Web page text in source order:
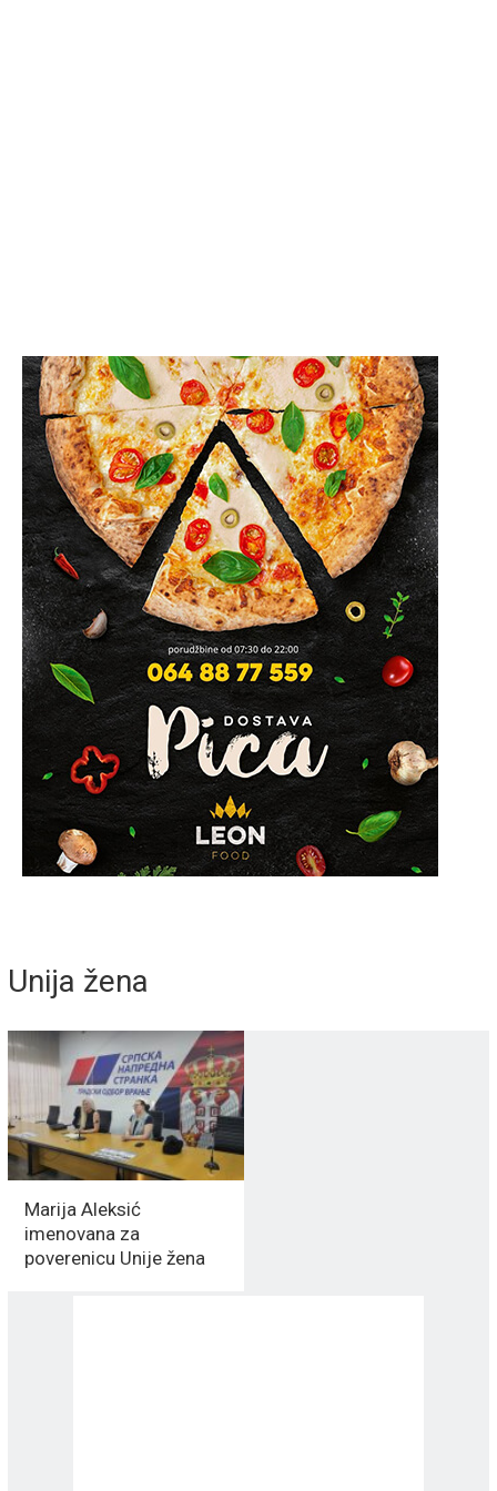
Unija žena
Marija Aleksić
imenovana za
poverenicu Unije žena